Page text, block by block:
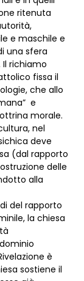
ritenuta
e maschile e
una sfera
richiamo
fissa il
che allo
e
morale.
nel
deve
(dal rapporto
delle
alla
del rapporto
la chiesa
è
sostiene il